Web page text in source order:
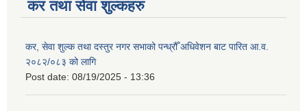
कर तथा सेवा शुल्कहरु
कर, सेवा शुल्क तथा दस्तुर नगर सभाको पन्ध्रौँ अधिवेशन बाट पारित आ.व.
२०८२/०८३ को लागि
Post date: 08/19/2025 - 13:36